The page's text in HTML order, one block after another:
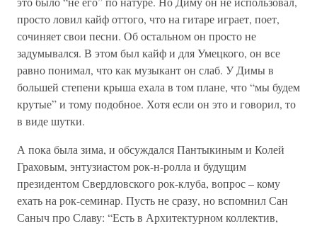
просто ловил кайф оттого, что на гитаре играет, поет,
сочиняет свои песни. Об остальном он просто не
задумывался. В этом был кайф и для Умецкого, он все
равно понимал, что как музыкант он слаб. У Димы в
большей степени крыша ехала в том плане, что “мы будем
крутые” и тому подобное. Хотя если он это и говорил, то
в виде шутки.
А пока была зима, и обсуждался Пантыкиным и Колей
Граховым, энтузиастом рок-н-ролла и будущим
президентом Свердловского рок-клуба, вопрос – кому
ехать на рок-семинар. Пусть не сразу, но вспомнил Сан
Саныч про Славу: “Есть в Архитектурном коллектив,